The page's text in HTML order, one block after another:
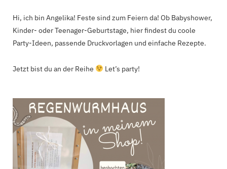
Hi, ich bin Angelika! Feste sind zum Feiern da! Ob Babyshower,
Kinder- oder Teenager-Geburtstage, hier findest du coole
Party-Ideen, passende Druckvorlagen und einfache Rezepte.
Jetzt bist du an der Reihe Let’s party!